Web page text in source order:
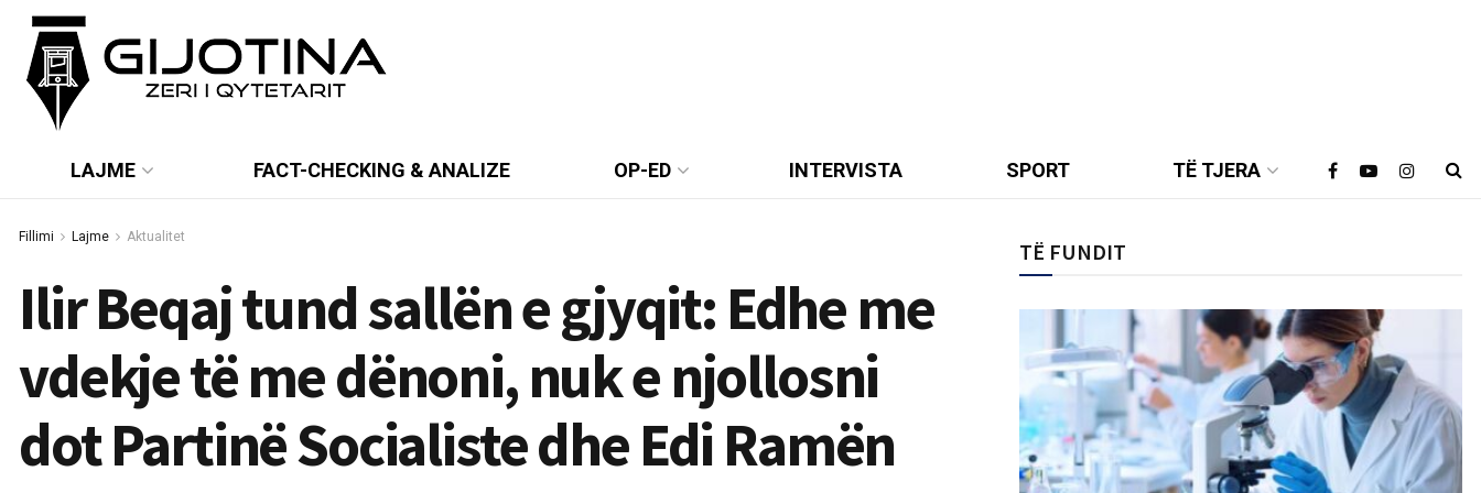
LAJME FACT-CHECKING & ANALIZE OP-ED INTERVISTA SPORT TË TJERA
Fillimi Lajme Aktualitet
Ilir Beqaj tund sallën e gjyqit: Edhe me
vdekje të me dënoni, nuk e njollosni
dot Partinë Socialiste dhe Edi Ramën
TË FUNDIT